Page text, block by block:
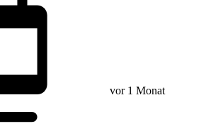
vor 1 Monat